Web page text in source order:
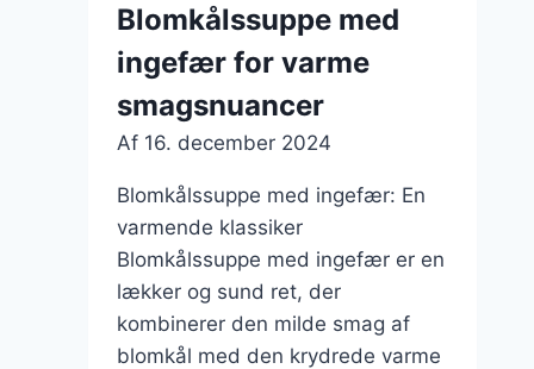
Blomkålssuppe med
ingefær for varme
smagsnuancer
Af 16. december 2024
Blomkålssuppe med ingefær: En
varmende klassiker
Blomkålssuppe med ingefær er en
lækker og sund ret, der
kombinerer den milde smag af
blomkål med den krydrede varme